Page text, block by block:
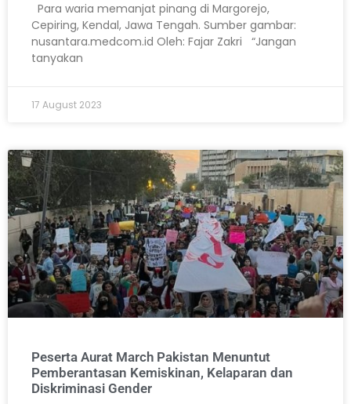
Para waria memanjat pinang di Margorejo,
Cepiring, Kendal, Jawa Tengah. Sumber gambar:
nusantara.medcom.id Oleh: Fajar Zakri “Jangan
tanyakan
17 August 2023
Peserta Aurat March Pakistan Menuntut
Pemberantasan Kemiskinan, Kelaparan dan
Diskriminasi Gender